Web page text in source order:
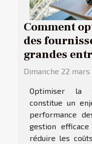
Comment
des
grandes
Dimanche 22 mars
Optimiser la
constitue un
performance
gestion
réduire les